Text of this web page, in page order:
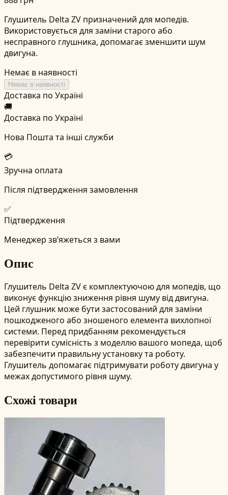
Глушитель Delta ZV призначений для мопедів.
Використовується для заміни старого або
несправного глушника, допомагає зменшити шум
двигуна.
Немає в наявності
Немає в наявності
Доставка по Україні
🚚
Доставка по Україні
Нова Пошта та інші служби
💳
Зручна оплата
Після підтвердження замовлення
✅
Підтвердження
Менеджер зв’яжеться з вами
Опис
Глушитель Delta ZV є комплектуючою для мопедів, що
виконує функцію зниження рівня шуму від двигуна.
Цей глушник може бути застосований для заміни
пошкодженого або зношеного елемента вихлопної
системи. Перед придбанням рекомендується
перевірити сумісність з моделлю вашого мопеда, щоб
забезпечити правильну установку та роботу.
Глушитель допомагає підтримувати роботу двигуна у
межах допустимого рівня шуму.
Схожі товари